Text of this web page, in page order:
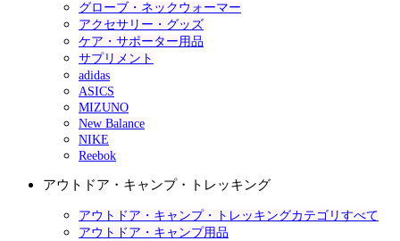
グローブ・ネックウォーマー
アクセサリー・グッズ
ケア・サポーター用品
サプリメント
adidas
ASICS
MIZUNO
New Balance
NIKE
Reebok
アウトドア・キャンプ・トレッキング
アウトドア・キャンプ・トレッキングカテゴリすべて
アウトドア・キャンプ用品